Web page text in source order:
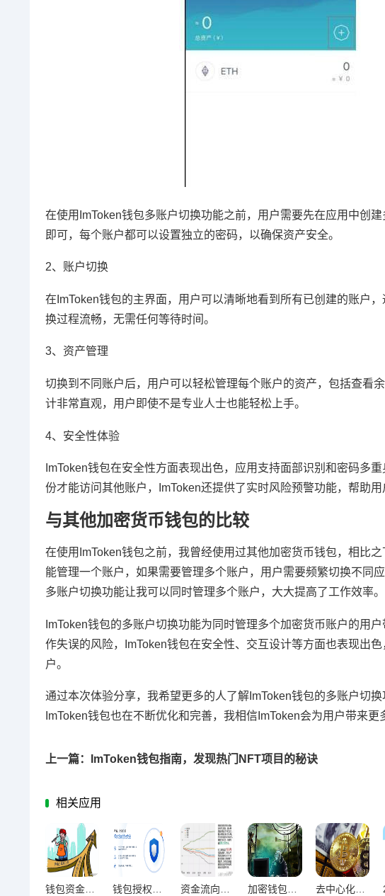
在使用ImToken钱包多账户切换功能之前，用户需要先在应用中创
即可，每个账户都可以设置独立的密码，以确保资产安全。
2、账户切换
在ImToken钱包的主界面，用户可以清晰地看到所有已创建的账户
换过程流畅，无需任何等待时间。
3、资产管理
切换到不同账户后，用户可以轻松管理每个账户的资产，包括查看
计非常直观，用户即使不是专业人士也能轻松上手。
4、安全性体验
ImToken钱包在安全性方面表现出色，应用支持面部识别和密码多
份才能访问其他账户，ImToken还提供了实时风险预警功能，帮助用
与其他加密货币钱包的比较
在使用ImToken钱包之前，我曾经使用过其他加密货币钱包，相比
能管理一个账户，如果需要管理多个账户，用户需要频繁切换不同
多账户切换功能让我可以同时管理多个账户，大大提高了工作效率。
ImToken钱包的多账户切换功能为同时管理多个加密货币账户的用
作失误的风险，ImToken钱包在安全性、交互设计等方面也表现出
户。
通过本次体验分享，我希望更多的人了解ImToken钱包的多账户切
ImToken钱包也在不断优化和完善，我相信ImToken会为用户带来更
上一篇：ImToken钱包指南，发现热门NFT项目的秘诀
相关应用
钱包资金回流促市场反弹 揭示投资新机遇信号 钱包授权激增下的数字资产安全破局之道 资金流向晴雨表，钱包动向解码市场情绪微变 加密钱包下载量激增引爆新用户涌入潮，加密市场掀起财富新浪潮 去中心化钱包交易量激增超越传统平台，趋势解析与未来展望